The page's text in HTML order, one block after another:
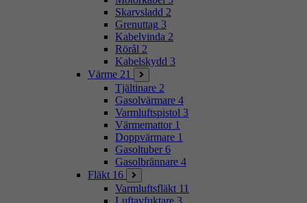
Skarvsladd 2
Grenuttag 3
Kabelvinda 2
Rörål 2
Kabelskydd 3
Värme 21
Tjältinare 2
Gasolvärmare 4
Varmluftspistol 3
Värmemattor 1
Doppvärmare 1
Gasoltuber 6
Gasolbrännare 4
Fläkt 16
Varmluftsfläkt 11
Luftavfuktare 3